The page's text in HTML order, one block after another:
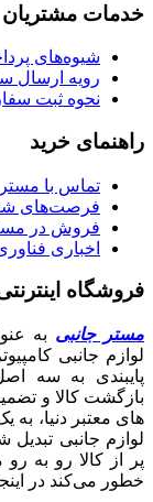
خدمات مشتریان
شیوه‌های
رویه ارسال
نحوه ثبت
راهنمای خرید
تماس با
فرصت‌های
فروش در
اخباری
فروشگاه
مستر جانبی به
لوازم جانبی
بازگشت کالا و
های معتبر دنیا، به
لوازم جانبی
پر از کالا رو به
خطور می‌کند در